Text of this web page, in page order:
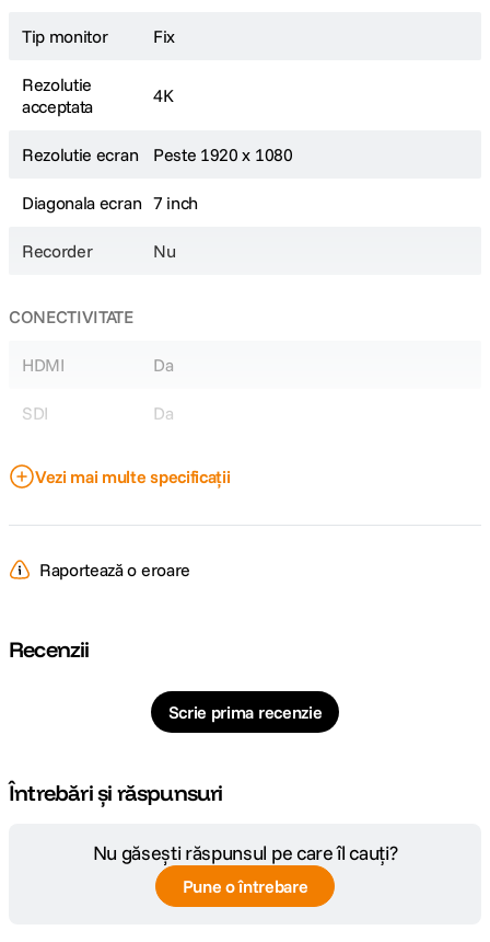
False color
Waveform
Anamorphic de-squeeze
Center marker
Temperatura culorii
Claritate
Check field
Zebra
Histograma Luma
Metrice audio
Tip monitor Fix
Rezolutie
acceptata
4K
Rezolutie ecran Peste 1920 x 1080
Diagonala ecran 7 inch
Recorder Nu
CONECTIVITATE
HDMI Da
SDI Da
CARACTERISTICI FIZICE:
Dimensiuni 178.8 x 110.8 x 20.3 mm
Greutate 455 g
DETALII PRODUCATOR
M7
Vezi mai multe specificații
Raportează o eroare
Recenzii
Scrie prima recenzie
Întrebări și răspunsuri
Nu găsești răspunsul pe care îl cauți?
Pune o întrebare